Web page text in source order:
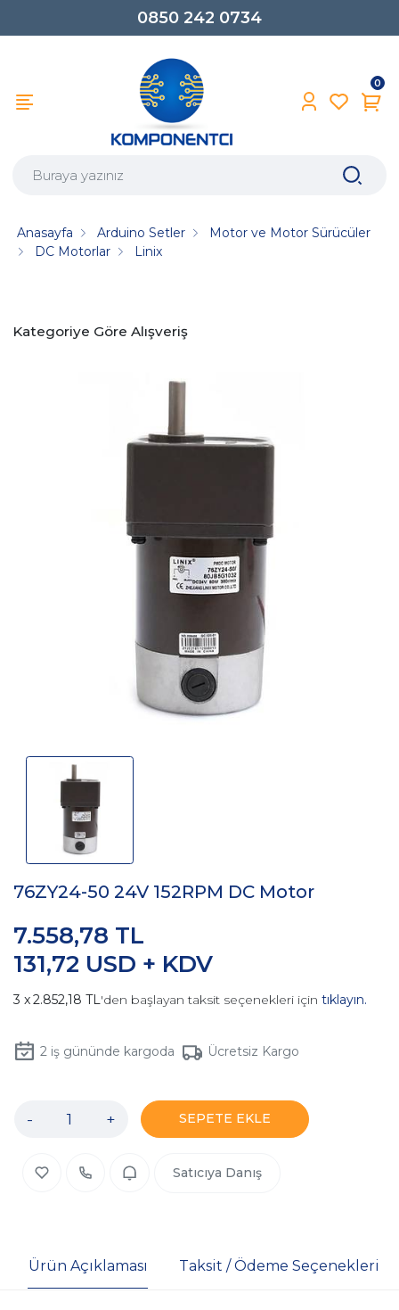
0850 242 0734
0
Anasayfa Arduino Setler
Motor ve Motor Sürücüler
DC Motorlar
Linix
Kategoriye Göre Alışveriş
76ZY24-50 24V 152RPM DC Motor
131,72 USD + KDV
7.558,78 TL
2.852,18 TL'den başlayan taksit seçenekleri için tıklayın.
2iş gününde kargoda Ücretsiz Kargo
- + SEPETE EKLE
Satıcıya Danış
Ürün Açıklaması Taksit / Ödeme Seçenekleri